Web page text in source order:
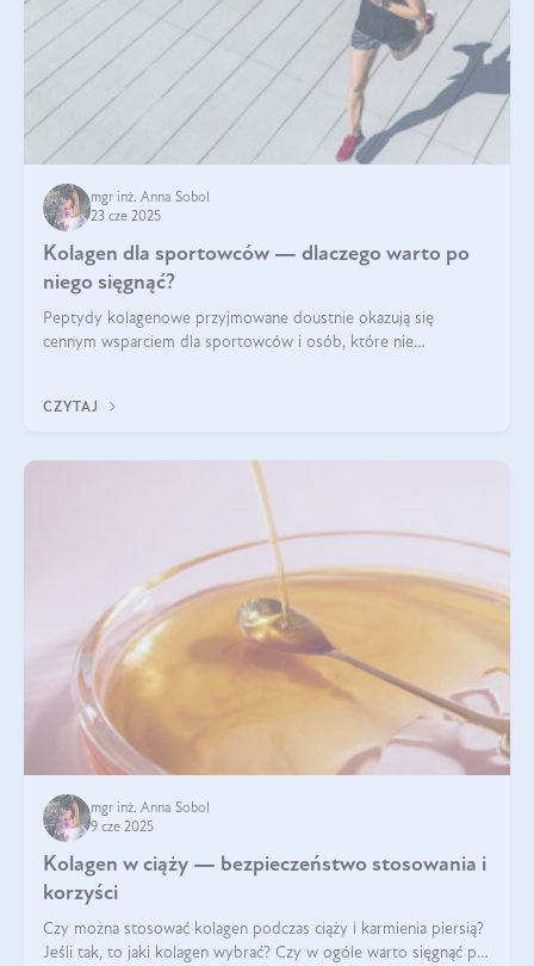
mgr inż. Anna Sobol
23 cze 2025
Kolagen dla sportowców — dlaczego warto po
niego sięgnąć?
Peptydy kolagenowe przyjmowane doustnie okazują się
cennym wsparciem dla sportowców i osób, które nie
CZYTAJ
mgr inż. Anna Sobol
9 cze 2025
Kolagen w ciąży — bezpieczeństwo stosowania i
korzyści
Czy można stosować kolagen podczas ciąży i karmienia piersią?
Jeśli tak, to jaki kolagen wybrać? Czy w ogóle warto sięgnąć po